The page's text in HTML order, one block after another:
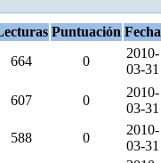
Puntuación Fecha
664 0
2010-
03-31
607 0
2010-
03-31
588 0
2010-
03-31